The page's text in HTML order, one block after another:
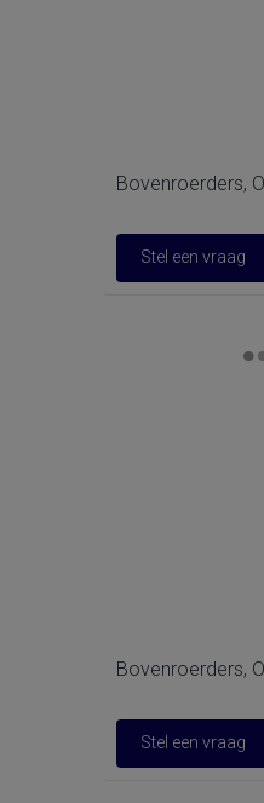
Bovenroerders,
Stel een vraag
Bovenroerders,
Stel een vraag